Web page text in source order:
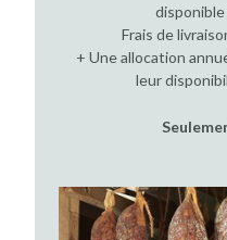
disponible
Frais de
+ Une allocation
leur